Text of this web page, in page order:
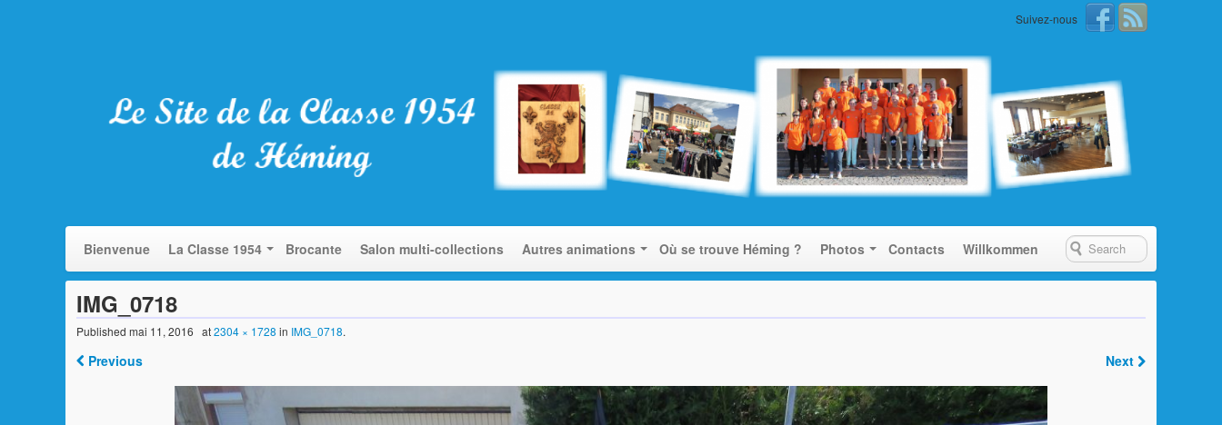
Suivez-nous
Bienvenue La Classe 1954 Brocante Salon multi-collections Autres animations Où se trouve Héming ? Photos Contacts Willkommen
IMG_0718
Published mai 11, 2016 at2304 × 1728 in IMG_0718.
Previous Next